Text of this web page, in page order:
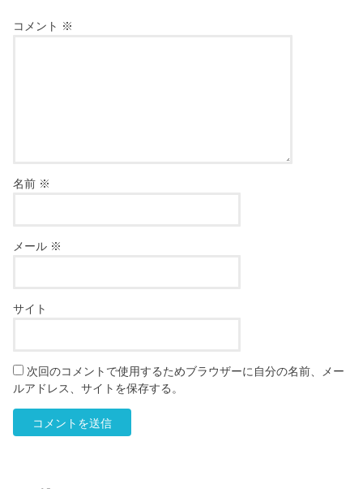
コメント ※
名前 ※
メール ※
サイト
次回のコメントで使用するためブラウザーに自分の名前、メー
ルアドレス、サイトを保存する。